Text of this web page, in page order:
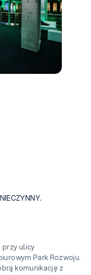
przy ulicy
Park Rozwoju.
komunikację z